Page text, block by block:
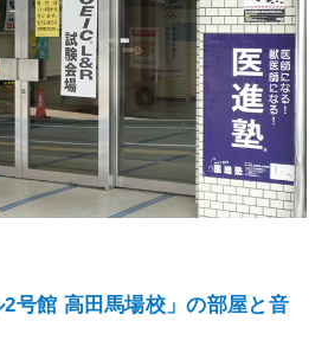
2号館 高田馬場校」の部屋と音